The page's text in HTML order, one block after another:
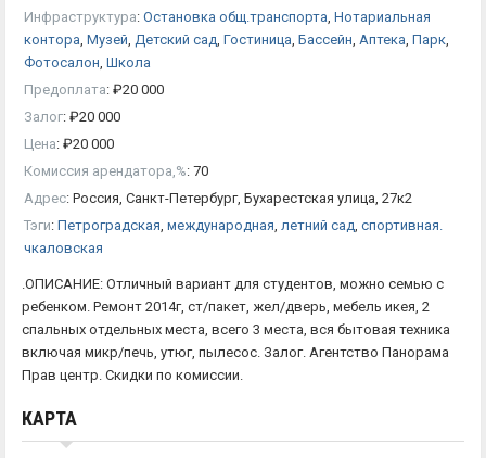
Инфраструктура: Остановка общ.транспорта, Нотариальная
контора, Музей, Детский сад, Гостиница, Бассейн, Аптека, Парк,
Фотосалон, Школа
Предоплата: ₽20 000
Залог: ₽20 000
Цена: ₽20 000
Комиссия арендатора,%: 70
Адрес: Россия, Санкт-Петербург, Бухарестская улица, 27к2
Тэги: Петроградская, международная, летний сад, спортивная.
чкаловская
.ОПИСАНИЕ: Отличный вариант для студентов, можно семью с
ребенком. Ремонт 2014г, ст/пакет, жел/дверь, мебель икея, 2
спальных отдельных места, всего 3 места, вся бытовая техника
включая микр/печь, утюг, пылесос. Залог. Агентство Панорама
Прав центр. Скидки по комиссии.
КАРТА